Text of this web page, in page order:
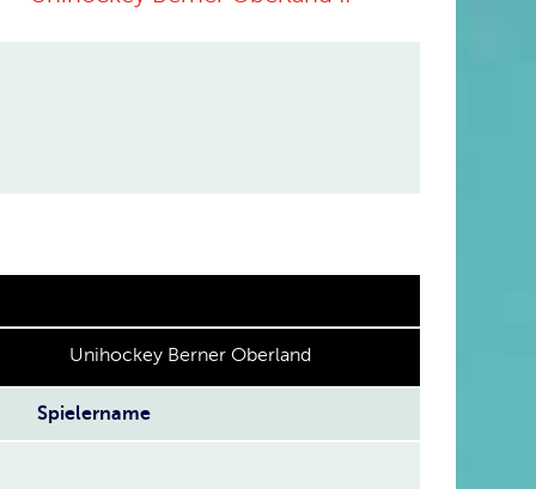
Unihockey Berner Oberland
Spielername